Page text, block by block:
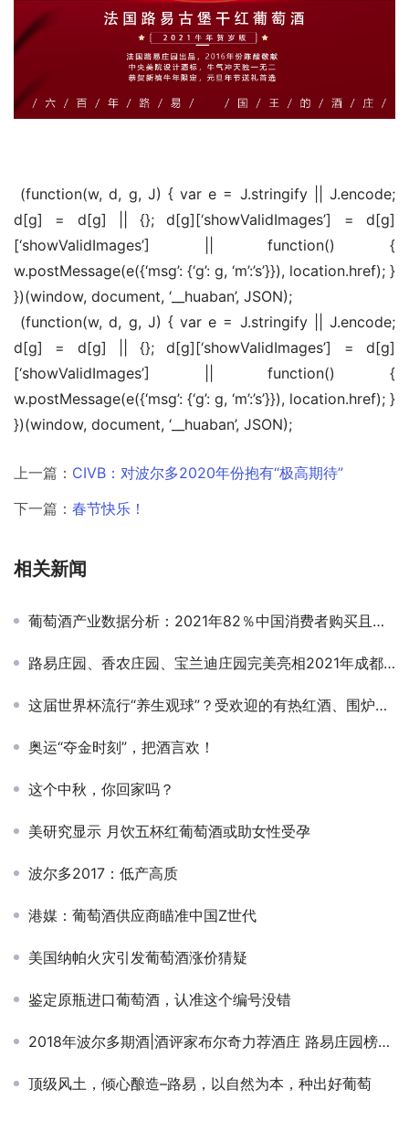
d[g] = d[g] || {}; d[g][‘showValidImages’] = d[g]
[‘showValidImages’] || function() {
w.postMessage(e({‘msg’: {‘g’: g, ‘m’:’s’}}), location.href); }
})(window, document, ‘__huaban’, JSON);
d[g] = d[g] || {}; d[g][‘showValidImages’] = d[g]
[‘showValidImages’] || function() {
w.postMessage(e({‘msg’: {‘g’: g, ‘m’:’s’}}), location.href); }
})(window, document, ‘__huaban’, JSON);
上一篇： CIVB：对波尔多2020年份抱有“极高期待”
下一篇： 春节快乐！
相关新闻
葡萄酒产业数据分析：2021年82％中国消费者购买且饮用过葡萄酒
路易庄园、香农庄园、宝兰迪庄园完美亮相2021年成都糖酒会香格里拉精品葡萄酒展！
这届世界杯流行“养生观球”？受欢迎的有热红酒、围炉套餐、人参熬夜水……
奥运“夺金时刻”，把酒言欢！
这个中秋，你回家吗？
美研究显示 月饮五杯红葡萄酒或助女性受孕
波尔多2017：低产高质
港媒：葡萄酒供应商瞄准中国Z世代
美国纳帕火灾引发葡萄酒涨价猜疑
鉴定原瓶进口葡萄酒，认准这个编号没错
2018年波尔多期酒|酒评家布尔奇力荐酒庄 路易庄园榜上有名
顶级风土，倾心酿造–路易，以自然为本，种出好葡萄